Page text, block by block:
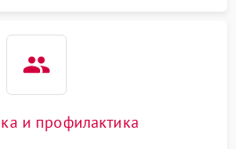
и профилактика